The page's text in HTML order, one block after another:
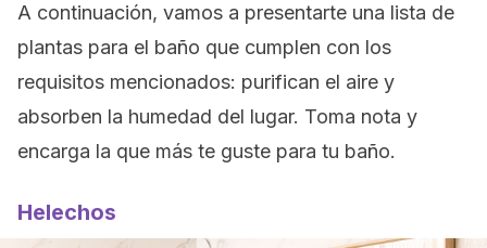
A continuación, vamos a presentarte una lista de
plantas para el baño que cumplen con los
requisitos mencionados: purifican el aire y
absorben la humedad del lugar. Toma nota y
encarga la que más te guste para tu baño.
Helechos